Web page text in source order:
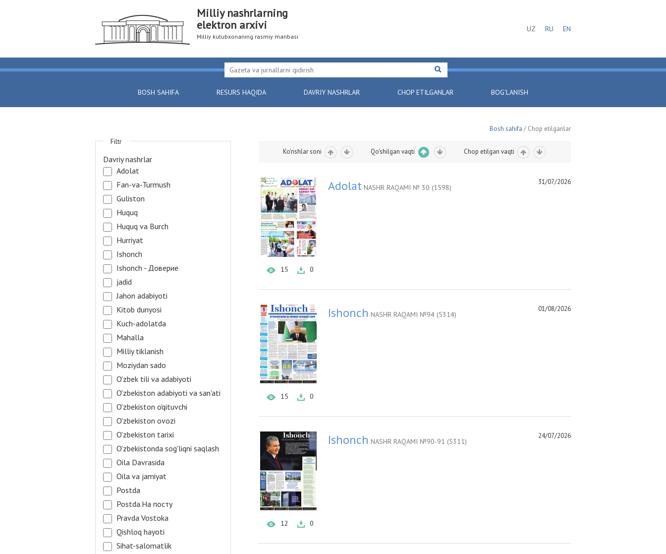
Milliy nashrlarning
elektron arxivi
Milliy kutubxonaning rasmiy manbasi
UZ RU EN
BOSH SAHIFA RESURS HAQIDA DAVRIY NASHRLAR CHOP ETILGANLAR BOG'LANISH
Bosh sahifa / Chop etilganlar
Ko'rishlar soni Qo'shilgan vaqti Chop etilgan vaqti
15 0
31/07/2026
Adolat NASHR RAQAMI № 30 (1598)
15 0
01/08/2026
Ishonch NASHR RAQAMI №94 (5314)
12 0
24/07/2026
Ishonch NASHR RAQAMI №90-91 (5311)
Filtr
Davriy nashrlar
Adolat
Fan-va-Turmush
Guliston
Huquq
Huquq va Burch
Hurriyat
Ishonch
Ishonch - Доверие
jadid
Jahon adabiyoti
Kitob dunyosi
Kuch-adolatda
Mahalla
Milliy tiklanish
Moziydan sado
O'zbek tili va adabiyoti
O'zbekiston adabiyoti va san'ati
O'zbekiston o'qituvchi
O'zbekiston ovozi
O'zbekiston tarixi
O'zbekistonda sog'liqni saqlash
Oila Davrasida
Oila va jamiyat
Postda
Postda.На посту
Pravda Vostoka
Qishloq hayoti
Sihat-salomatlik